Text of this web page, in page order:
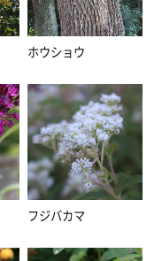
ホウショウ
フジバカマ